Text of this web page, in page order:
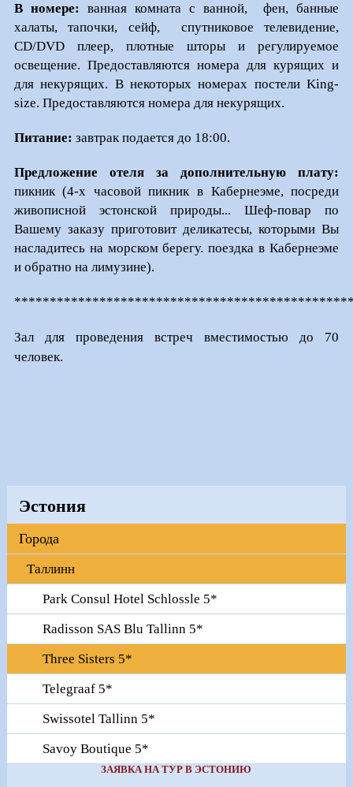
В номере: ванная комната с ванной, фен, банные
халаты, тапочки, сейф, спутниковое телевидение,
CD/DVD плеер, плотные шторы и регулируемое
освещение. Предоставляются номера для курящих и
для некурящих. В некоторых номерах постели King-
size. Предоставляются номера для некурящих.
Питание: завтрак подается до 18:00.
Предложение отеля за дополнительную плату:
пикник (4-х часовой пикник в Кабернеэме, посреди
живописной эстонской природы... Шеф-повар по
Вашему заказу приготовит деликатесы, которыми Вы
насладитесь на морском берегу. поездка в Кабернеэме
и обратно на лимузине).
Зал для проведения встреч вместимостью до 70
человек.
Эстония
Города
Таллинн
Park Consul Hotel Schlossle 5*
Radisson SAS Blu Tallinn 5*
Three Sisters 5*
Telegraaf 5*
Swissotel Tallinn 5*
Savoy Boutique 5*
ЗАЯВКА НА ТУР В ЭСТОНИЮ